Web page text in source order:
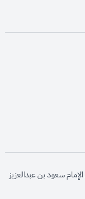
opens
سعود بن عبدالعزيز